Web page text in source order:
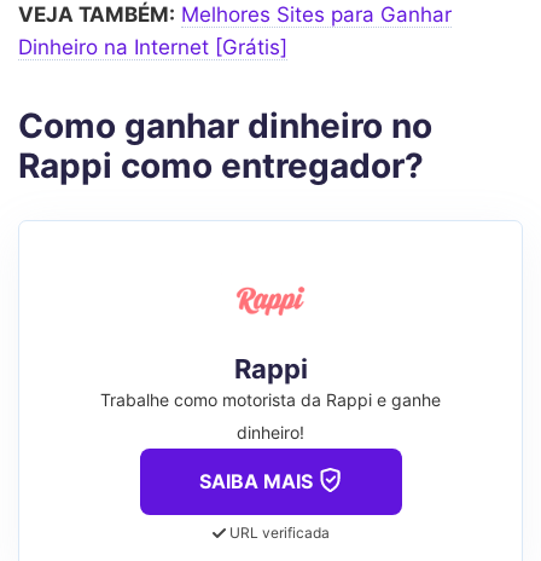
VEJA TAMBÉM: Melhores Sites para Ganhar
Dinheiro na Internet [Grátis]
Como ganhar dinheiro no
Rappi como entregador?
Rappi
Trabalhe como motorista da Rappi e ganhe
dinheiro!
SAIBA MAIS
URL verificada